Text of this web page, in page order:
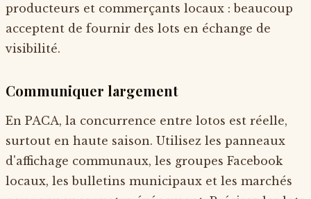
producteurs et commerçants locaux : beaucoup
acceptent de fournir des lots en échange de
visibilité.
Communiquer largement
En PACA, la concurrence entre lotos est réelle,
surtout en haute saison. Utilisez les panneaux
d'affichage communaux, les groupes Facebook
locaux, les bulletins municipaux et les marchés